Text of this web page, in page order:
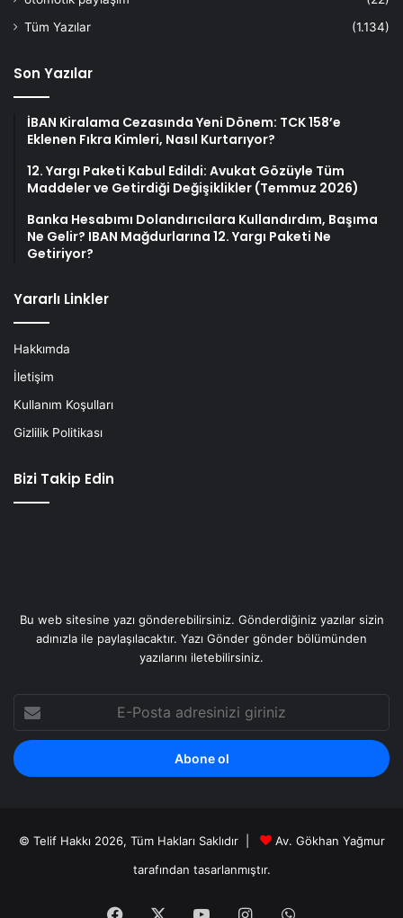
Tüm Yazılar
(1.134)
Son Yazılar
İBAN Kiralama Cezasında Yeni Dönem: TCK 158’e
Eklenen Fıkra Kimleri, Nasıl Kurtarıyor?
12. Yargı Paketi Kabul Edildi: Avukat Gözüyle Tüm
Maddeler ve Getirdiği Değişiklikler (Temmuz 2026)
Banka Hesabımı Dolandırıcılara Kullandırdım, Başıma
Ne Gelir? IBAN Mağdurlarına 12. Yargı Paketi Ne
Getiriyor?
Yararlı Linkler
Hakkımda
İletişim
Kullanım Koşulları
Gizlilik Politikası
Bizi Takip Edin
Bu web sitesine yazı gönderebilirsiniz. Gönderdiğiniz yazılar sizin
adınızla ile paylaşılacaktır. Yazı Gönder gönder bölümünden
yazılarını iletebilirsiniz.
Posta
adresinizi
giriniz
© Telif Hakkı 2026, Tüm Hakları Saklıdır |
Av. Gökhan Yağmur
tarafından tasarlanmıştır.
Facebook YouTubeInstagramWhatsApp